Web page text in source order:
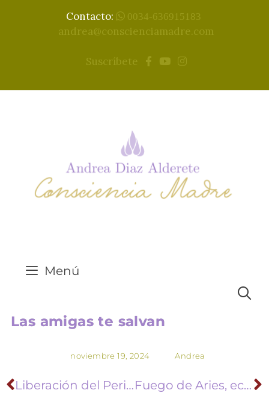
Contacto: 0034-636915183
andrea@conscienciamadre.com
Suscríbete
Menú
Las amigas te salvan
noviembre 19, 2024 Andrea
Liberación del Pericardio: desde la camilla Fuego de Aries, eclipses y re-visitar el pasado